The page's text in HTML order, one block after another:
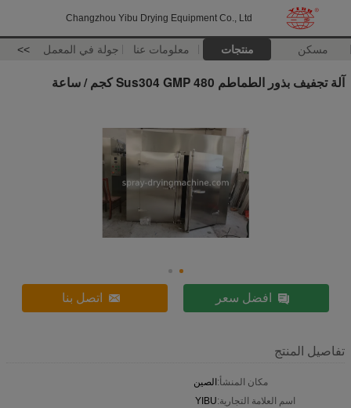
Changzhou Yibu Drying Equipment Co., Ltd
مسكن منتجات معلومات عنا جولة في المعمل >>
آلة تجفيف بذور الطماطم Sus304 GMP 480 كجم / ساعة
افضل سعر اتصل بنا
تفاصيل المنتج
مكان المنشأ:الصين
اسم العلامة التجارية:YIBU